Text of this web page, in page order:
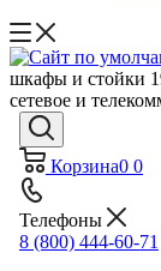
шкафы и стойки
сетевое и
Корзина0 0
Телефоны
8 (800) 444-60-71